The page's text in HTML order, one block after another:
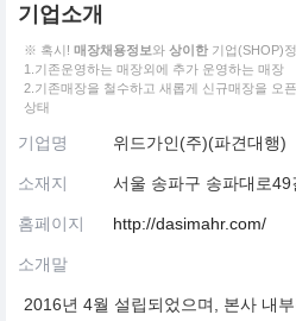
기업소개
※ 혹시! 매장채용정보와 상이한 기업(SHOP)
1.기존운영하는 매장외에 추가 운영하는 매장
2.기존매장을 철수하고 새롭게 신규매장을 오
상태
기업명 위드가인(주)(파견대행)
소재지 서울 송파구 송파대로49
홈페이지 http://dasimahr.com/
소개말
2016년 4월 설립되었으며, 본사 내